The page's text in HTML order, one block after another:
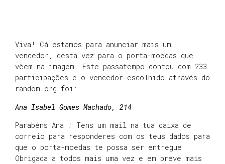
Viva! Cá estamos para anunciar mais um
vencedor, desta vez para o porta-moedas que
vêem na imagem. Este passatempo contou com 233
participações e o vencedor escolhido através do
random.org foi:
Ana Isabel Gomes Machado, 214
Parabéns Ana ! Tens um mail na tua caixa de
correio para responderes com os teus dados para
que o porta-moedas te possa ser entregue.
Obrigada a todos mais uma vez e em breve mais